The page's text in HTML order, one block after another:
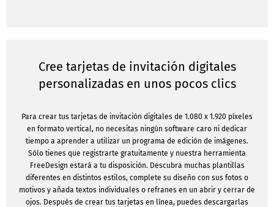
Cree tarjetas de invitación digitales
personalizadas en unos pocos clics
Para crear tus tarjetas de invitación digitales de 1.080 x 1.920 píxeles
en formato vertical, no necesitas ningún software caro ni dedicar
tiempo a aprender a utilizar un programa de edición de imágenes.
Sólo tienes que registrarte gratuitamente y nuestra herramienta
FreeDesign estará a tu disposición. Descubra muchas plantillas
diferentes en distintos estilos, complete su diseño con sus fotos o
motivos y añada textos individuales o refranes en un abrir y cerrar de
ojos. Después de crear tus tarjetas en línea, puedes descargarlas